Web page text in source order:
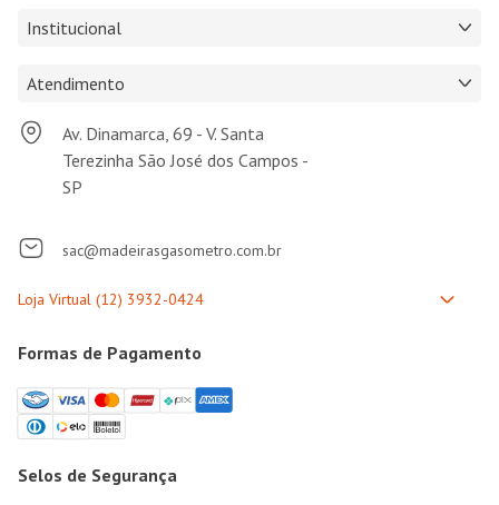
Institucional
Atendimento
Av. Dinamarca, 69 - V. Santa
Terezinha São José dos Campos -
SP
sac@madeirasgasometro.com.br
Formas de Pagamento
Selos de Segurança